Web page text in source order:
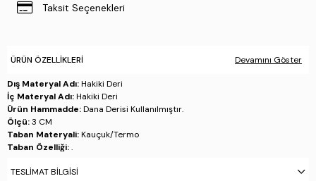
Taksit Seçenekleri
ÜRÜN ÖZELLIKLERI Devamını Göster
Dış Materyal Adı:Hakiki Deri
İç Materyal Adı:Hakiki Deri
Ürün Hammadde:Dana Derisi Kullanılmıştır.
Ölçü:3 CM
Taban Materyali:Kauçuk/Termo
Taban Özelliği:.
Üretim Yeri:İtalya
TESLIMAT BILGISI